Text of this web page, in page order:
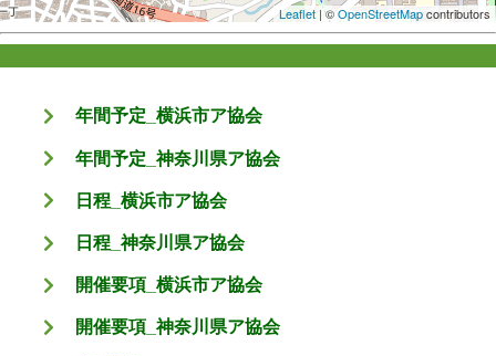
Leaflet | ©OpenStreetMapcontributors
年間予定_横浜市ア協会
年間予定_神奈川県ア協会
日程_横浜市ア協会
日程_神奈川県ア協会
開催要項_横浜市ア協会
開催要項_神奈川県ア協会